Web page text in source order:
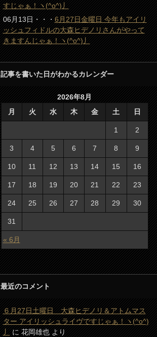
すじゃぁ！ヽ(^o^)丿
06月13日・・・6月27日金曜日 今年もアイリ
ッシュフィドルの大森ヒデノリさんがやって
きますんじゃぁ！ヽ(^o^)丿
記事を書いた日がわかるカレンダー
2026年8月
月
火 水 木 金 土 日
« 6月
1 2
3 4 5 6 7 8 9
10 11 12 13 14 15 16
17 18 19 20 21 22 23
24 25 26 27 28 29 30
31
最近のコメント
６月27日土曜日 大森ヒデノリ＆アトムマス
ター アイリッシュライヴですじゃぁ！ヽ(^o^)
丿に花岡雄也より